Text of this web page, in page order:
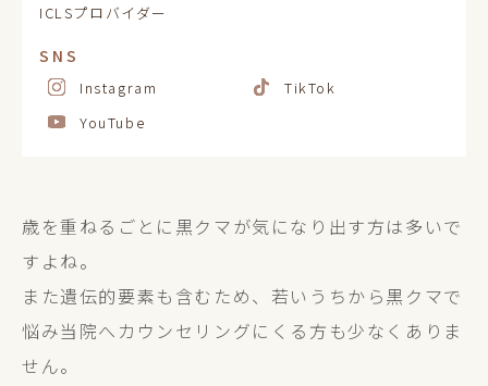
ICLSプロバイダー
SNS
Instagram
TikTok
YouTube
歳を重ねるごとに黒クマが気になり出す方は多いで
すよね。
また遺伝的要素も含むため、若いうちから黒クマで
悩み当院へカウンセリングにくる方も少なくありま
せん。